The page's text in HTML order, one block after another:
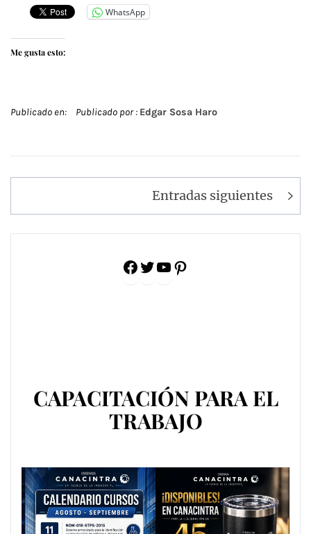
WhatsApp
Me gusta esto:
Publicado en: Publicado por : Edgar Sosa Haro
de
Entradas siguientes
Facebook
Twitter
YouTube
Pinterest
CAPACITACIÓN PARA EL
TRABAJO